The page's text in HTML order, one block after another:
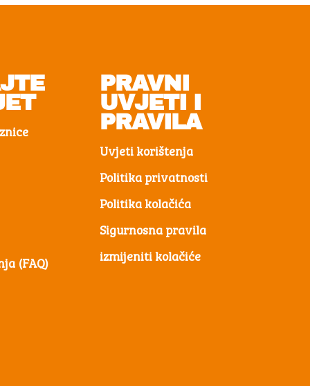
(FAQ)
PRAVNI
UVJETI I
PRAVILA
Uvjeti korištenja
Politika privatnosti
Politika kolačića
Sigurnosna pravila
izmijeniti kolačiće